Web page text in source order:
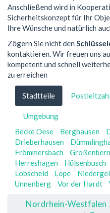
Anschließend wird in
Sicherheitskonzept für Ihr
Ihre Wünsche und natürlich
Zögern Sie nicht den
kontaktieren. Wir freuen uns
kompetent und schnell
zu erreichen
Stadtteile
Umgebung
Becke Oese
Berghausen
Drieberhausen
Frömmersbach
Herreshagen
Hülsenbusch
Lobscheid
Lope
Unnenberg
Vor der Hardt
Nordrhein-Westfalen